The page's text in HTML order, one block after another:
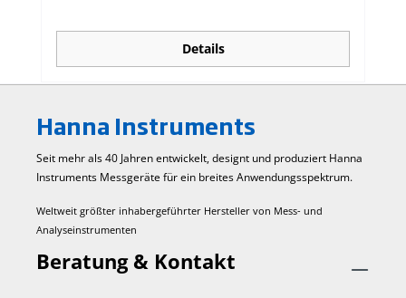
Photometer sind für viele unterschiedliche
Einzelparameter oder für eine Auswahl
verwandter Parameter verfügbar. Die neue
Serie hat ein fortschrittliches optisches System,
Schmalband-Interferenzfilter verwendet, der
ermöglicht. Das optische System ist gegen
Staub, Schmutz und Wasser von außen
dass sichergestellt ist, dass die Küvetten jedes
Mal an derselben Position in den Halter
eingesetzt werden. HI97752 Photometer für die
Bestimmung der Parameter: Calcium
Details
Hanna Instruments
Seit mehr als 40 Jahren entwickelt, designt und produziert Hanna
Instruments Mess­geräte für ein breites Anwendungs­spektrum.
Weltweit größter inhabergeführter Hersteller von Mess- und
Analyseinstrumenten
Beratung & Kontakt